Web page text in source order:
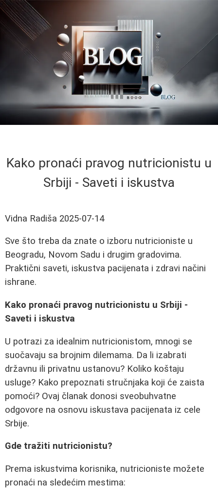
Kako pronaći pravog nutricionistu u
Srbiji - Saveti i iskustva
Vidna Radiša 2025-07-14
Sve što treba da znate o izboru nutricioniste u
Beogradu, Novom Sadu i drugim gradovima.
Praktični saveti, iskustva pacijenata i zdravi načini
ishrane.
Kako pronaći pravog nutricionistu u Srbiji -
Saveti i iskustva
U potrazi za idealnim nutricionistom, mnogi se
suočavaju sa brojnim dilemama. Da li izabrati
državnu ili privatnu ustanovu? Koliko koštaju
usluge? Kako prepoznati stručnjaka koji će zaista
pomoći? Ovaj članak donosi sveobuhvatne
odgovore na osnovu iskustava pacijenata iz cele
Srbije.
Gde tražiti nutricionistu?
Prema iskustvima korisnika, nutricioniste možete
pronaći na sledećim mestima: